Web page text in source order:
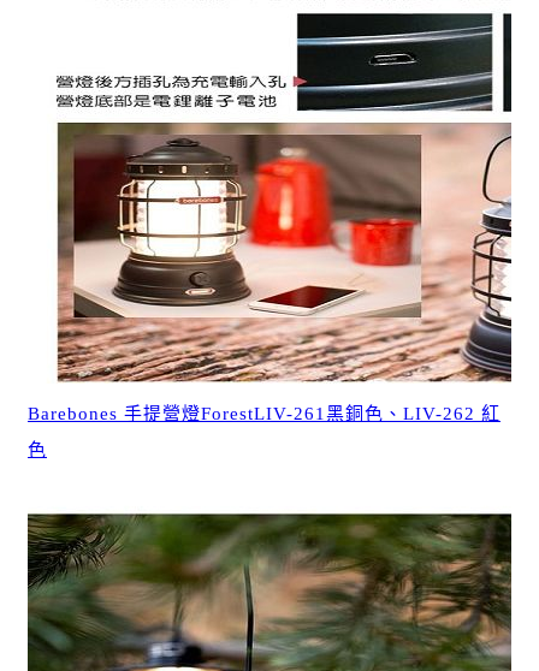
Barebones 手提營燈ForestLIV-261黑銅色、LIV-262 紅
色